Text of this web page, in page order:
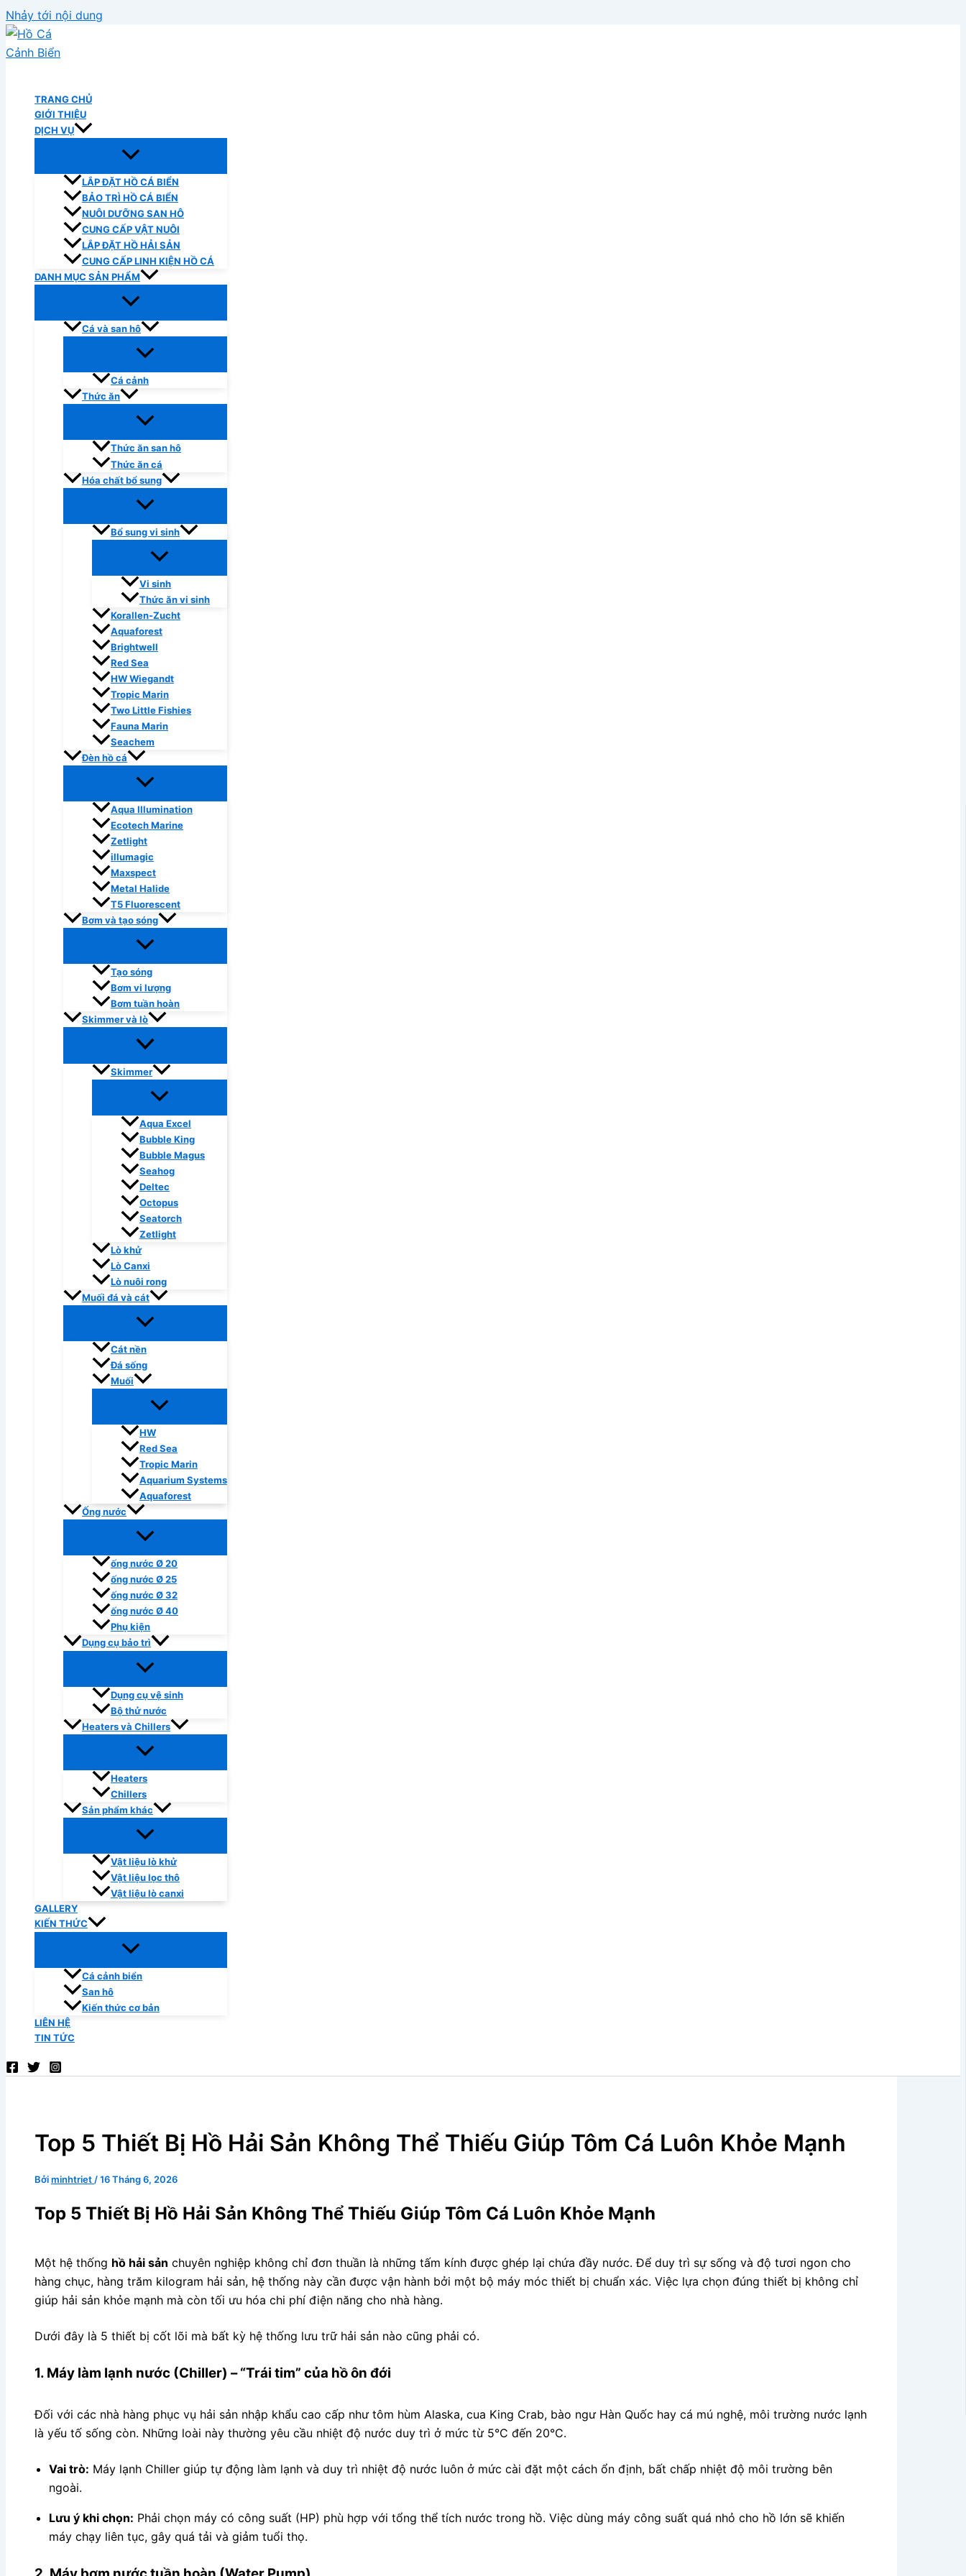
Nhảy tới nội dung
TRANG CHỦ
GIỚI THIỆU
DỊCH VỤ
LẮP ĐẶT HỒ CÁ BIỂN
BẢO TRÌ HỒ CÁ BIỂN
NUÔI DƯỠNG SAN HÔ
CUNG CẤP VẬT NUÔI
LẮP ĐẶT HỒ HẢI SẢN
CUNG CẤP LINH KIỆN HỒ CÁ
DANH MỤC SẢN PHẨM
Cá và san hô
Cá cảnh
Thức ăn
Thức ăn san hô
Thức ăn cá
Hóa chất bổ sung
Bổ sung vi sinh
Vi sinh
Thức ăn vi sinh
Korallen-Zucht
Aquaforest
Brightwell
Red Sea
HW Wiegandt
Tropic Marin
Two Little Fishies
Fauna Marin
Seachem
Đèn hồ cá
Aqua Illumination
Ecotech Marine
Zetlight
illumagic
Maxspect
Metal Halide
T5 Fluorescent
Bơm và tạo sóng
Tạo sóng
Bơm vi lượng
Bơm tuần hoàn
Skimmer và lò
Skimmer
Aqua Excel
Bubble King
Bubble Magus
Seahog
Deltec
Octopus
Seatorch
Zetlight
Lò khử
Lò Canxi
Lò nuôi rong
Muối đá và cát
Cát nền
Đá sống
Muối
HW
Red Sea
Tropic Marin
Aquarium Systems
Aquaforest
Ống nước
ống nước Ø 20
ống nước Ø 25
ống nước Ø 32
ống nước Ø 40
Phụ kiện
Dụng cụ bảo trì
Dụng cụ vệ sinh
Bộ thử nước
Heaters và Chillers
Heaters
Chillers
Sản phẩm khác
Vật liệu lò khử
Vật liệu lọc thô
Vật liệu lò canxi
GALLERY
KIẾN THỨC
Cá cảnh biển
San hô
Kiến thức cơ bản
LIÊN HỆ
TIN TỨC
Top 5 Thiết Bị Hồ Hải Sản Không Thể Thiếu Giúp Tôm Cá Luôn Khỏe Mạnh
Bởiminhtriet /16 Tháng 6, 2026
Top 5 Thiết Bị Hồ Hải Sản Không Thể Thiếu Giúp Tôm Cá Luôn Khỏe Mạnh
Một hệ thống hồ hải sản chuyên nghiệp không chỉ đơn thuần là những tấm kính được ghép lại chứa đầy nước. Để duy trì sự sống và độ tươi ngon cho
hàng chục, hàng trăm kilogram hải sản, hệ thống này cần được vận hành bởi một bộ máy móc thiết bị chuẩn xác. Việc lựa chọn đúng thiết bị không chỉ
giúp hải sản khỏe mạnh mà còn tối ưu hóa chi phí điện năng cho nhà hàng.
Dưới đây là 5 thiết bị cốt lõi mà bất kỳ hệ thống lưu trữ hải sản nào cũng phải có.
1. Máy làm lạnh nước (Chiller) – “Trái tim” của hồ ôn đới
Đối với các nhà hàng phục vụ hải sản nhập khẩu cao cấp như tôm hùm Alaska, cua King Crab, bào ngư Hàn Quốc hay cá mú nghệ, môi trường nước lạnh
là yếu tố sống còn. Những loài này thường yêu cầu nhiệt độ nước duy trì ở mức từ 5°C đến 20°C.
Vai trò: Máy lạnh Chiller giúp tự động làm lạnh và duy trì nhiệt độ nước luôn ở mức cài đặt một cách ổn định, bất chấp nhiệt độ môi trường bên
ngoài.
Lưu ý khi chọn: Phải chọn máy có công suất (HP) phù hợp với tổng thể tích nước trong hồ. Việc dùng máy công suất quá nhỏ cho hồ lớn sẽ khiến
máy chạy liên tục, gây quá tải và giảm tuổi thọ.